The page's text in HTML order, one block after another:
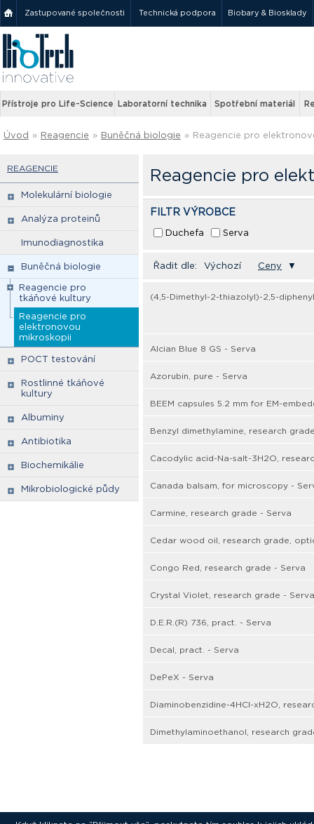
Zastupované společnosti Technická podpora Biobary & Biosklady
Přístroje pro Life-Science Laboratorní technika Spotřební materiál
Úvod » Reagencie » Buněčná biologie » Reagencie pro
REAGENCIE
Molekulární biologie
Analýza proteinů
Imunodiagnostika
Buněčná biologie
Reagencie pro
tkáňové kultury
Reagencie pro
elektronovou
mikroskopii
POCT testování
Rostlinné tkáňové
kultury
Albuminy
Antibiotika
Biochemikálie
Mikrobiologické půdy
Reagencie pro
FILTR VÝROBCE
Duchefa Serva
Řadit dle: Výchozí Ceny ▼
(4,5-Dimethyl-2-thiazolyl)-2,5-
Alcian Blue 8 GS - Serva
Azorubin, pure - Serva
BEEM capsules 5.2 mm for EM-
Benzyl dimethylamine, research
Cacodylic acid-Na-salt-3H2O,
Canada balsam, for microscopy -
Carmine, research grade - Serva
Cedar wood oil, research grade,
Congo Red, research grade - Serva
Crystal Violet, research grade - Serva
D.E.R.(R) 736, pract. - Serva
Decal, pract. - Serva
DePeX - Serva
Diaminobenzidine-4HCl-xH2O,
Dimethylaminoethanol, research